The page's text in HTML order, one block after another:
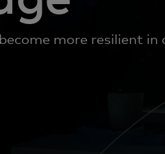
more resilient in